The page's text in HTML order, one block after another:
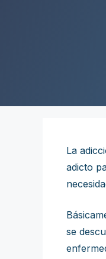
La
adicto
se